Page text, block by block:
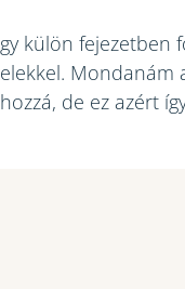
külön fejezetben
Mondanám
de ez azért